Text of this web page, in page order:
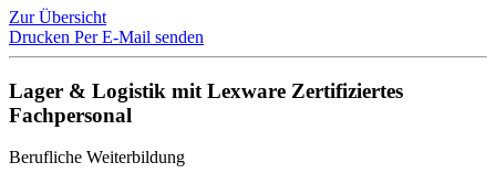
Zur Übersicht
Drucken Per E-Mail senden
Lager & Logistik mit Lexware Zertifiziertes
Fachpersonal
Berufliche Weiterbildung